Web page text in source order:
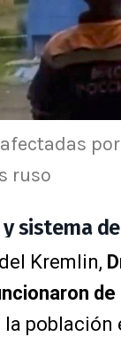
ruso
y sistema
Kremlin,
la población